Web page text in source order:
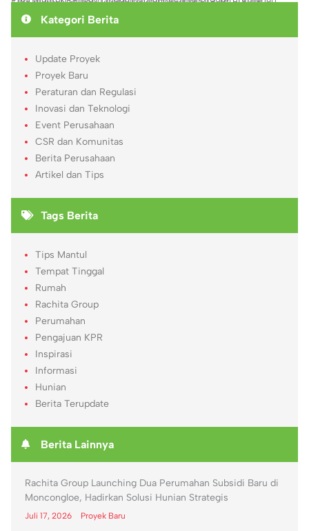
Kategori Berita
Update Proyek
Proyek Baru
Peraturan dan Regulasi
Inovasi dan Teknologi
Event Perusahaan
CSR dan Komunitas
Berita Perusahaan
Artikel dan Tips
Tags Berita
Tips Mantul
Tempat Tinggal
Rumah
Rachita Group
Perumahan
Pengajuan KPR
Inspirasi
Informasi
Hunian
Berita Terupdate
Berita Lainnya
Rachita Group Launching Dua Perumahan Subsidi Baru di
Moncongloe, Hadirkan Solusi Hunian Strategis
Juli 17, 2026 Proyek Baru